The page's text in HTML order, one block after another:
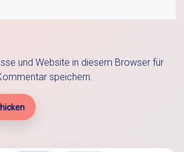
und Website in diesem Browser für
speichern.